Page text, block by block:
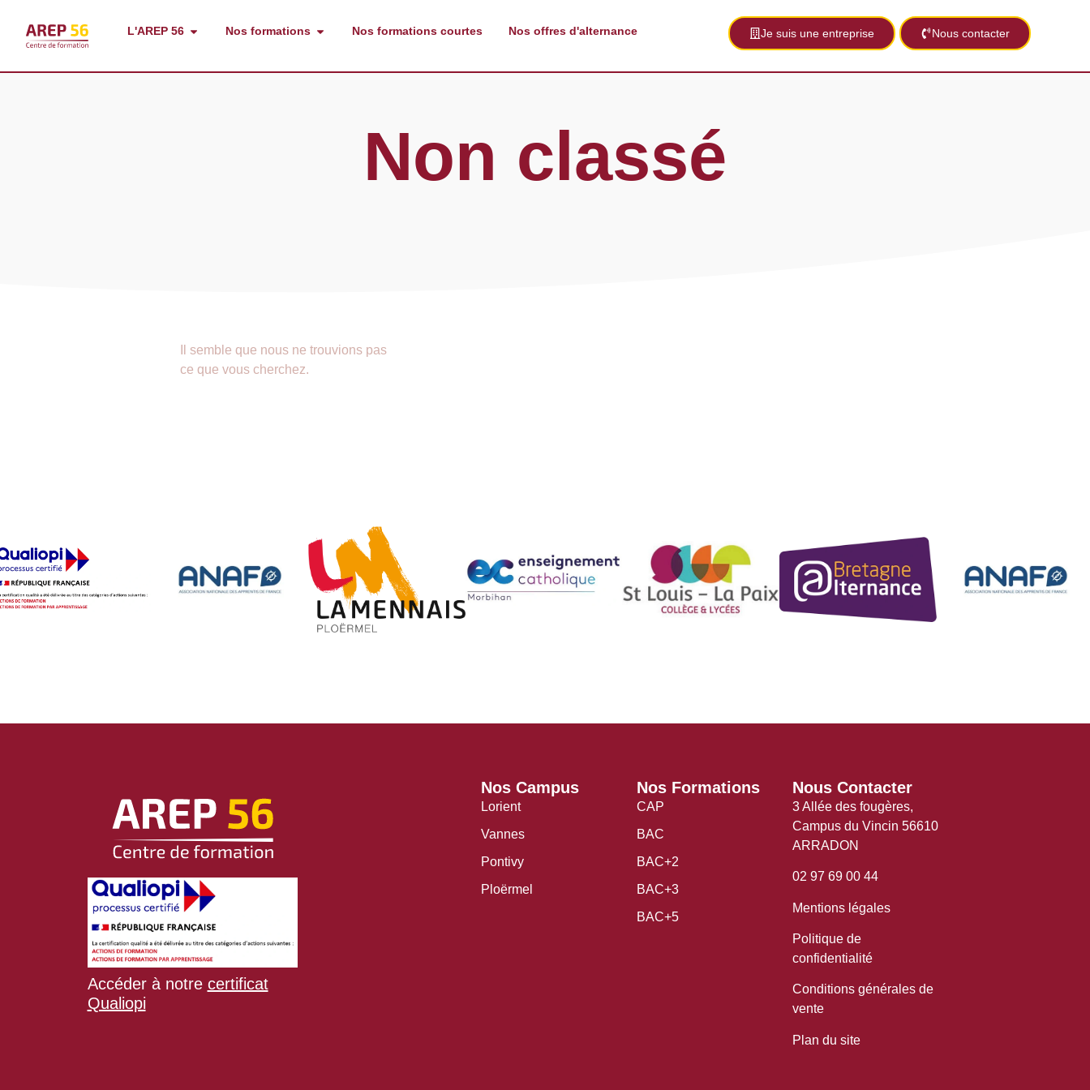
L'AREP 56 Nos formations Nos formations courtes Nos offres d'alternance Je suis une entreprise Nous contacter
Non classé
Il semble que nous ne trouvions pas
ce que vous cherchez.
Accéder à notre certificat
Qualiopi
Nos Campus
Lorient
Vannes
Pontivy
Ploërmel
Nos Formations
CAP
BAC
BAC+2
BAC+3
BAC+5
Nous Contacter
3 Allée des fougères,
Campus du Vincin 56610
ARRADON
02 97 69 00 44
Mentions légales
Politique de
confidentialité
Conditions générales de
vente
Plan du site